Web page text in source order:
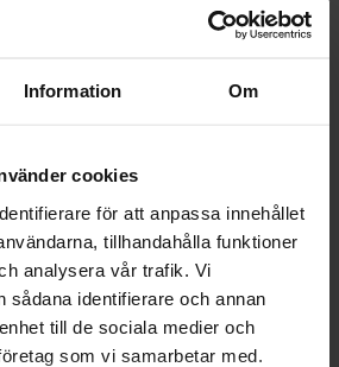
Information Om
cookies
för att anpassa innehållet
tillhandahålla funktioner
analysera vår trafik. Vi
sådana identifierare och annan
till de sociala medier och
som vi samarbetar med.
Info Köp